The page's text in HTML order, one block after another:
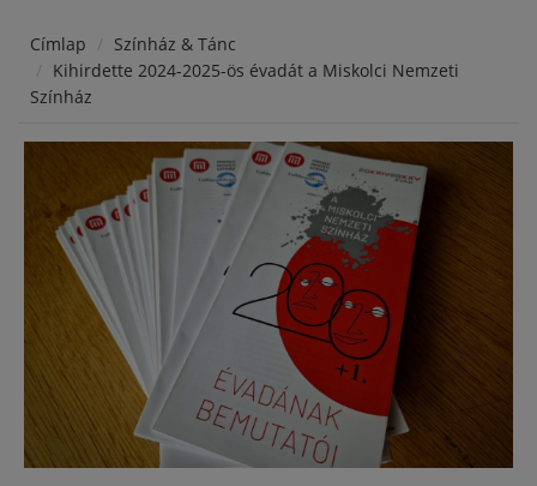
Címlap
Színház & Tánc
Kihirdette 2024-2025-ös évadát a Miskolci Nemzeti
Színház